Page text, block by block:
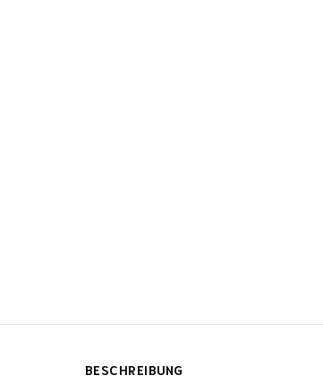
BESCHREIBUNG